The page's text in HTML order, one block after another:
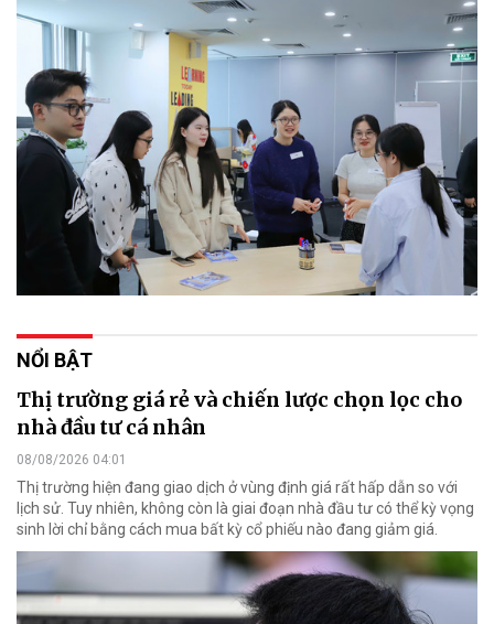
NỔI BẬT
Thị trường giá rẻ và chiến lược chọn lọc cho
nhà đầu tư cá nhân
08/08/2026 04:01
Thị trường hiện đang giao dịch ở vùng định giá rất hấp dẫn so với
lịch sử. Tuy nhiên, không còn là giai đoạn nhà đầu tư có thể kỳ vọng
sinh lời chỉ bằng cách mua bất kỳ cổ phiếu nào đang giảm giá.